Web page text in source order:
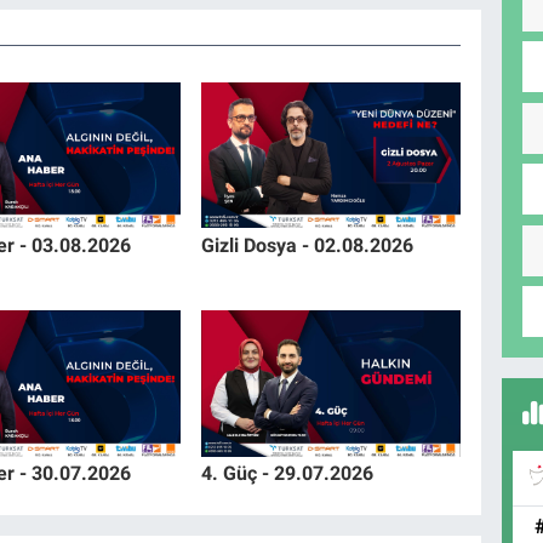
- 03.08.2026 Gizli Dosya - 02.08.2026
- 30.07.2026 4. Güç - 29.07.2026